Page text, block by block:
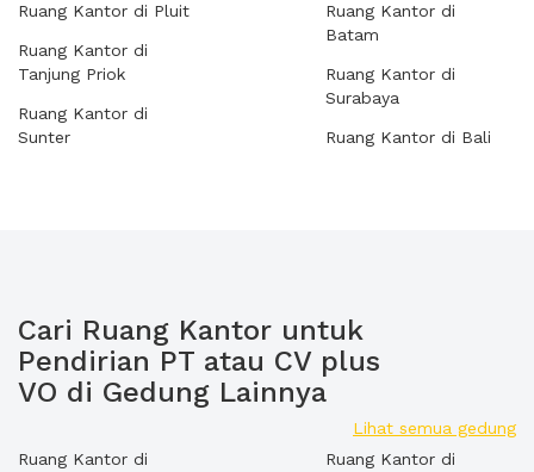
Ruang Kantor di Pluit
Ruang Kantor di
Tanjung Priok
Ruang Kantor di
Sunter
Ruang Kantor di
Batam
Ruang Kantor di
Surabaya
Ruang Kantor di Bali
Cari Ruang Kantor untuk
Pendirian PT atau CV plus
VO di Gedung Lainnya
Lihat semua gedung
Ruang Kantor di
Ruang Kantor di